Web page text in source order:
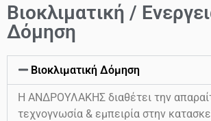
Βιοκλιματική /
Δόμηση
Βιοκλιματική Δόμηση
Η ΑΝΔΡΟΥΛΑΚΗΣ διαθέτει την
τεχνογνωσία & εμπειρία στην